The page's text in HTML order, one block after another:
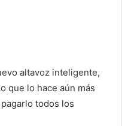
altavoz inteligente,
que lo hace aún más
todos los